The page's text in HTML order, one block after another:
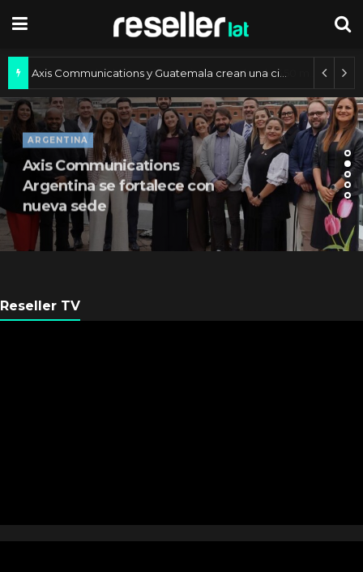
ARGENTINA
Axis Communications
Argentina se fortalece con
nueva sede
Reseller TV